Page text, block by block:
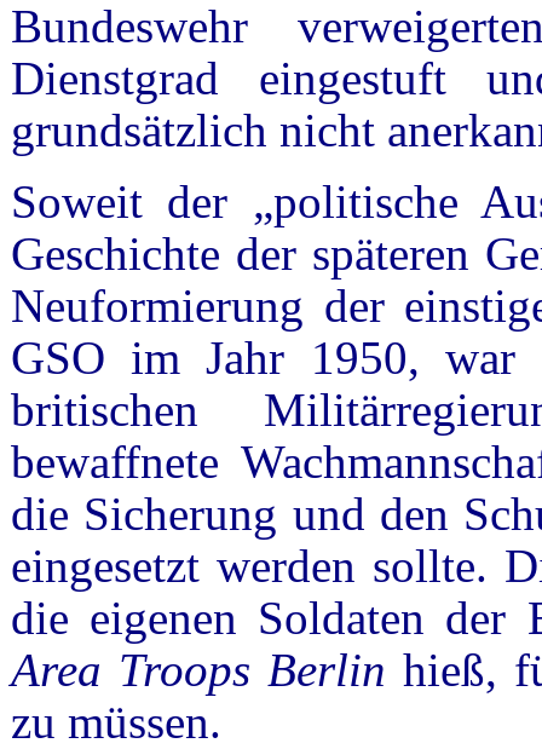
Bundeswehr
Dienstgrad eingestuft
grundsätzlich nicht
Soweit der „politische
Geschichte der späteren
Neuformierung der
GSO im Jahr 1950, war
britischen
bewaffnete
die Sicherung und den
eingesetzt werden sollte.
die eigenen Soldaten der
Area Troops Berlin hieß,
zu müssen.